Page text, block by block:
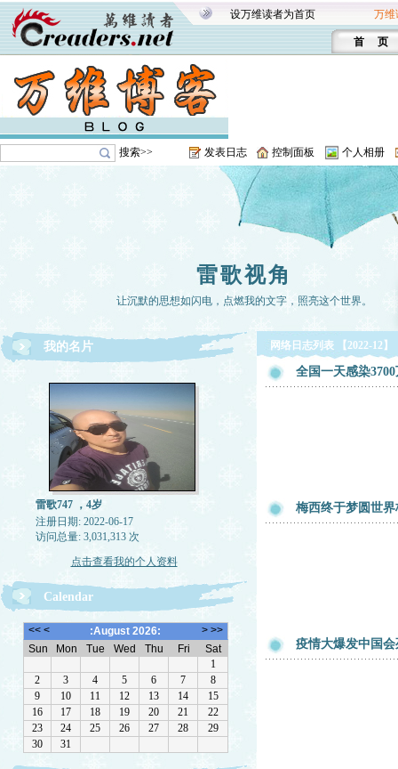
设万维读者为首页 万维
首 页
搜索>> 发表日志 控制面板 个人相册
雷歌视角
让沉默的思想如闪电，点燃我的文字，照亮这个世界。
我的名片
雷歌747 ，4岁
注册日期: 2022-06-17
访问总量: 3,031,313 次
点击查看我的个人资料
Calendar
网络日志列表 【2022-12】
全国一天感染
梅西终于梦圆世
疫情大爆发中国